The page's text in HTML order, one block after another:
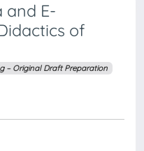
and E-
of
– Original Draft Preparation